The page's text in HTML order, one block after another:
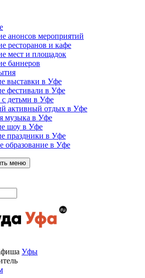
анонсов мероприятий
ресторанов и кафе
мест и площадок
баннеров
выставки в Уфе
фестивали в Уфе
с детьми в Уфе
активный отдых в Уфе
музыка в Уфе
шоу в Уфе
праздники в Уфе
образование в Уфе
меню
Уфы